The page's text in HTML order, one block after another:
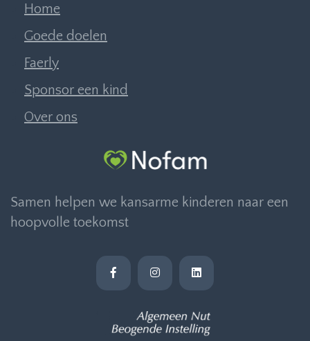
Home
Goede doelen
Faerly
Sponsor een kind
Over ons
Samen helpen we kansarme kinderen naar een
hoopvolle toekomst